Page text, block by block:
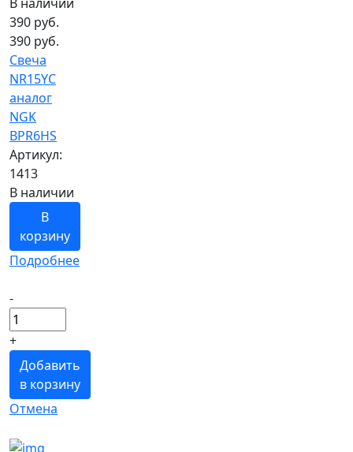
390 руб.
390 руб.
Свеча
NR15YC
аналог
NGK
BPR6HS
Артикул:
1413
В наличии
В
корзину
Подробнее
-
+
Добавить
в корзину
Отмена